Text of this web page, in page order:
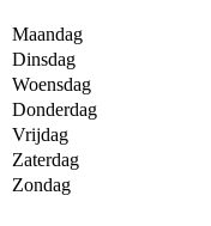
Maandag
Dinsdag
Woensdag
Donderdag
Vrijdag
Zaterdag
Zondag